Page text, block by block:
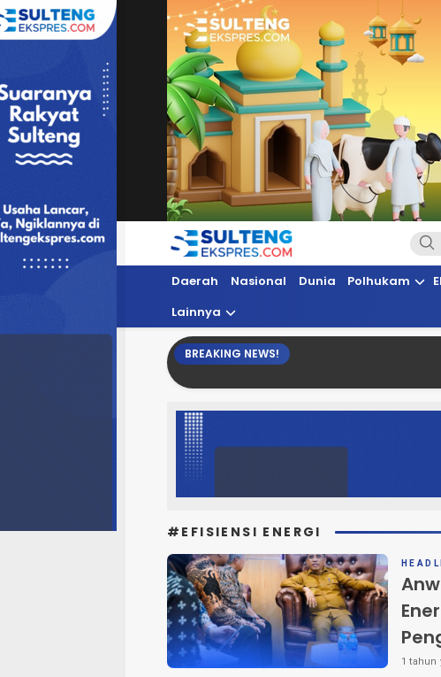
Sultengekspres.com
Berita Seputar Sulteng Hari Ini, Update Terkini,
Daerah Nasional Dunia Polhukam
Lainnya
BREAKING NEWS!
#EFISIENSI ENERGI
1 tahun